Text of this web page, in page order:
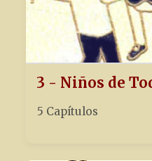
3 - Niños de
5 Capítulos